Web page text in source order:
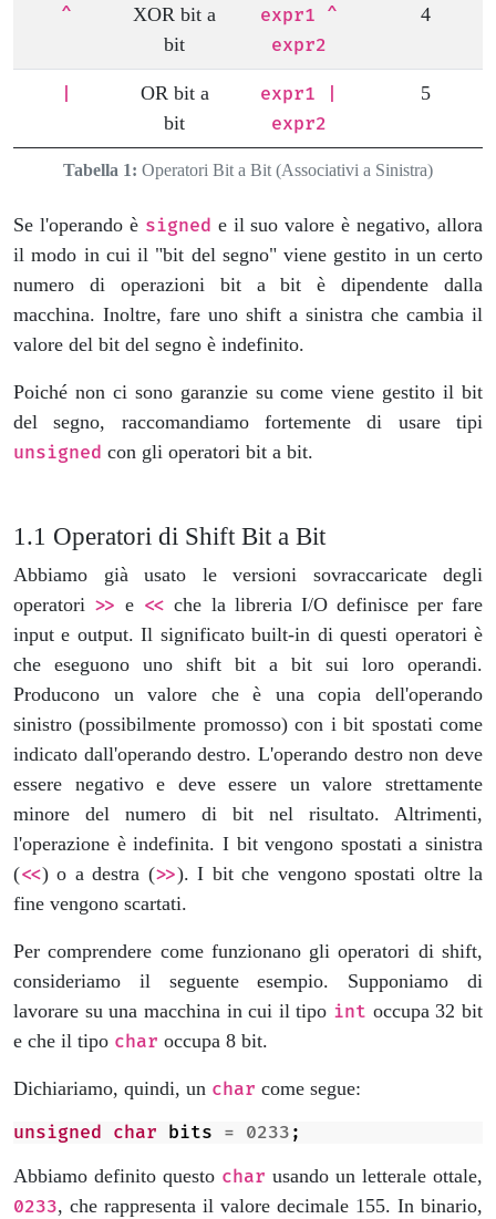
^
XOR bit a
bit
expr1 ^
expr2
4
OR bit a
bit
expr1 |
expr2
5
Tabella 1: Operatori Bit a Bit (Associativi a Sinistra)
Se l'operando è signed e il suo valore è negativo, allora
il modo in cui il "bit del segno" viene gestito in un certo
numero di operazioni bit a bit è dipendente dalla
macchina. Inoltre, fare uno shift a sinistra che cambia il
valore del bit del segno è indefinito.
Poiché non ci sono garanzie su come viene gestito il bit
del segno, raccomandiamo fortemente di usare tipi
unsigned con gli operatori bit a bit.
Operatori di Shift Bit a Bit
Abbiamo già usato le versioni sovraccaricate degli
operatori >> e << che la libreria I/O definisce per fare
input e output. Il significato built-in di questi operatori è
che eseguono uno shift bit a bit sui loro operandi.
Producono un valore che è una copia dell'operando
sinistro (possibilmente promosso) con i bit spostati come
indicato dall'operando destro. L'operando destro non deve
essere negativo e deve essere un valore strettamente
minore del numero di bit nel risultato. Altrimenti,
l'operazione è indefinita. I bit vengono spostati a sinistra
(<<) o a destra (>>). I bit che vengono spostati oltre la
fine vengono scartati.
Per comprendere come funzionano gli operatori di shift,
consideriamo il seguente esempio. Supponiamo di
lavorare su una macchina in cui il tipo int occupa 32 bit
e che il tipo char occupa 8 bit.
Dichiariamo, quindi, un char come segue:
unsigned char bits = 0233 ;
Abbiamo definito questo char usando un letterale ottale,
0233, che rappresenta il valore decimale 155. In binario,